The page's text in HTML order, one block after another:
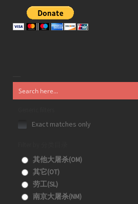
Exact matches only
其他大屠杀(OM)
其它(OT)
劳工(SL)
南京大屠杀(NM)